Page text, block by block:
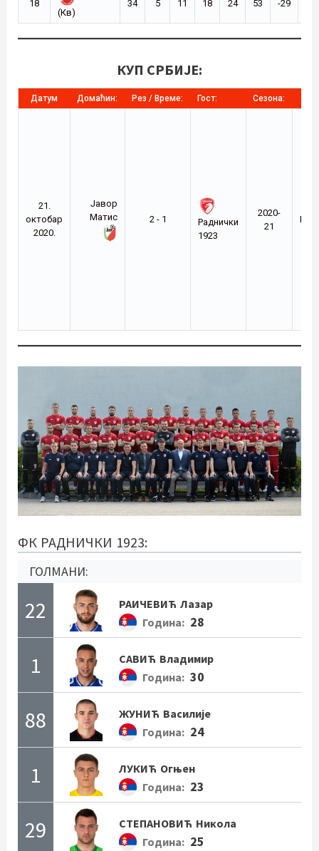
18
(Кв)
34 5 11 18 24 53 -29
КУП СРБИЈЕ:
Датум Домаћин: Рез / Време: Гост: Сезона:
21.
октобар
2020.
Јавор
Матис
2 - 1
Раднички
1923
2020-
21
ФК РАДНИЧКИ 1923:
ГОЛМАНИ:
22 РАИЧЕВИЋ Лазар
Година: 28
1 САВИЋ Владимир
Година: 30
88 ЖУНИЋ Василије
Година: 24
1 ЛУКИЋ Огњен
Година: 23
29 СТЕПАНОВИЋ Никола
Година: 25